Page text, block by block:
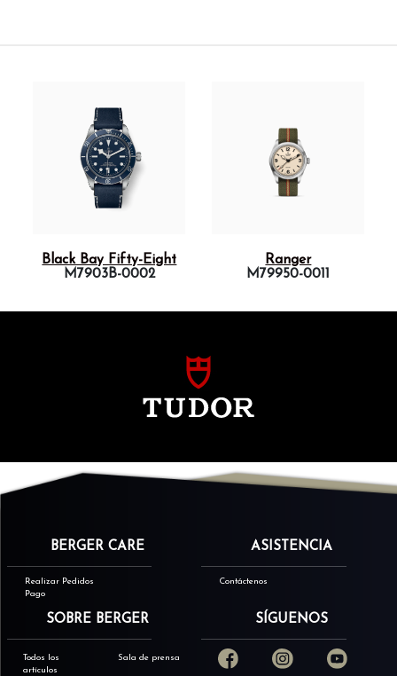
Black Bay Fifty-Eight
M7903B-0002
Ranger
M79950-0011
BERGER CARE
Realizar Pedidos
Pago
ASISTENCIA
Contáctenos
SOBRE BERGER
Todos los
artículos
Sala de prensa
SÍGUENOS